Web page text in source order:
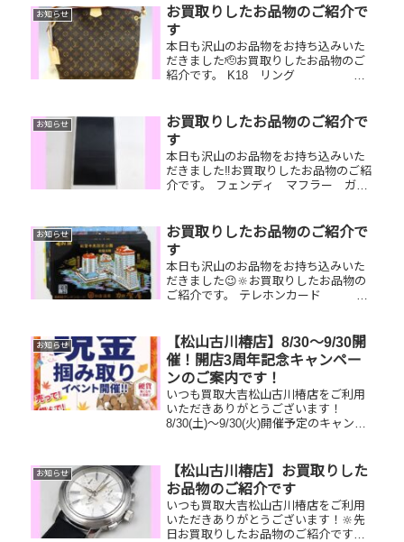
ッグ/切手お家で眠っているお品物はご
ざいませんか？ぜひ買取...
お知らせ
お買取りしたお品物のご紹介で
す
本日も沢山のお品物をお持ち込みいた
だきました🫡お買取りしたお品物のご
紹介です。 K18 リング 全
からもう付けないなぁ…財布の中に使
ってない商品券を入れっぱなしにし...
お知らせ
お買取りしたお品物のご紹介で
す
本日も沢山のお品物をお持ち込みいた
だきました‼️お買取りしたお品物のご紹
介です。 フェンディ マフラー ガラ
処分に困るガラケーや昔ずっと集めて
いた切手やテレホンカードなど🤗...
お知らせ
お買取りしたお品物のご紹介で
す
本日も沢山のお品物をお持ち込みいた
だきました😉🔆お買取りしたお品物の
ご紹介です。 テレホンカード
せんか？🤗そのお品物ぜひ！！買取大
吉松山古川椿店にお査定させてくだ
さ...
お知らせ
【松山古川椿店】8/30～9/30開
催！開店3周年記念キャンペー
ンのご案内です！
いつも買取大吉松山古川椿店をご利用
いただきありがとうございます！
8/30(土)～9/30(火)開催予定のキャンペ
す！🥰11,500円以上ご成約のお客様限
定でご参加いただけ...
お知らせ
【松山古川椿店】お買取りした
お品物のご紹介です
いつも買取大吉松山古川椿店をご利用
いただきありがとうございます！🔆先
日お買取りしたお品物のご紹介です。